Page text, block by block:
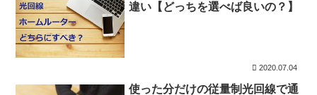
違い【どっちを選べば良いの？】
2020.07.04
使った分だけの従量制光回線で通